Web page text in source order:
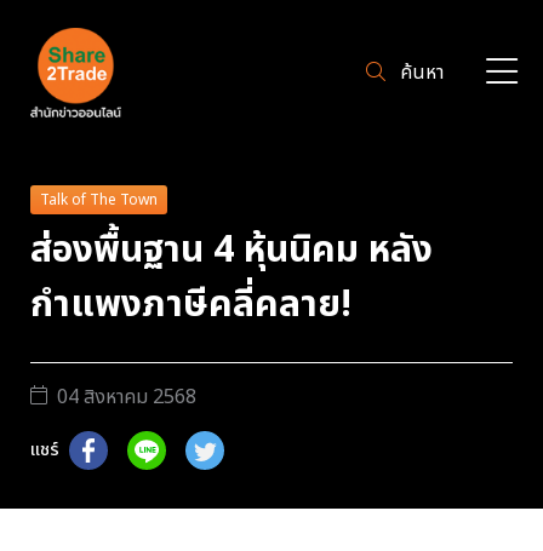
ค้นหา
Talk of The Town
ส่องพื้นฐาน 4 หุ้นนิคม หลัง
กำแพงภาษีคลี่คลาย!
04 สิงหาคม 2568
แชร์